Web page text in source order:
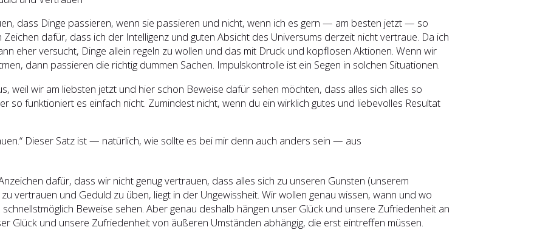
dass Dinge passieren, wenn sie passieren und nicht, wenn ich es gern — am besten jetzt — so
dafür, dass ich der Intelligenz und guten Absicht des Universums derzeit nicht vertraue. Da ich
eher versucht, Dinge allein regeln zu wollen und das mit Druck und kopflosen Aktionen. Wenn wir
dann passieren die richtig dummen Sachen. Impulskontrolle ist ein Segen in solchen Situationen.
weil wir am liebsten jetzt und hier schon Beweise dafür sehen möchten, dass alles sich alles so
so funktioniert es einfach nicht. Zumindest nicht, wenn du ein wirklich gutes und liebevolles Resultat
Dieser Satz ist — natürlich, wie sollte es bei mir denn auch anders sein — aus
dafür, dass wir nicht genug vertrauen, dass alles sich zu unseren Gunsten (unserem
vertrauen und Geduld zu üben, liegt in der Ungewissheit. Wir wollen genau wissen, wann und wo
Beweise sehen. Aber genau deshalb hängen unser Glück und unsere Zufriedenheit an
Glück und unsere Zufriedenheit von äußeren Umständen abhängig, die erst eintreffen müssen.